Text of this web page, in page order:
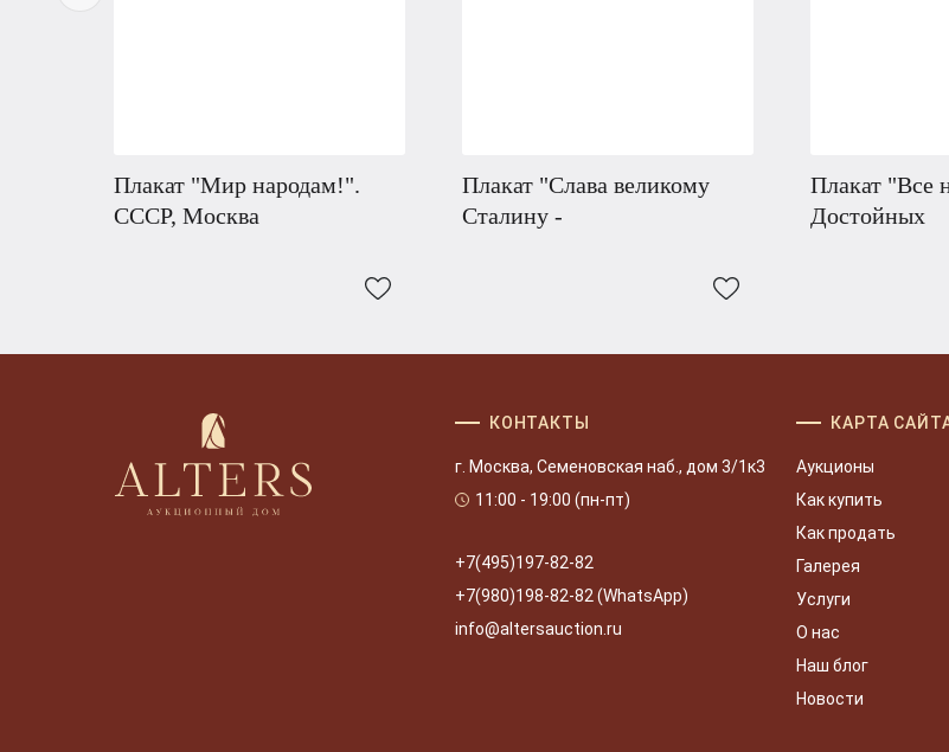
Плакат "Мир народам!".
СССР, Москва
Плакат "Слава великому
Сталину -
Плакат "Все
Достойных
КОНТАКТЫ
г. Москва, Семеновская наб., дом 3/1к3
11:00 - 19:00 (пн-пт)
+7(495)197-82-82
+7(980)198-82-82 (WhatsApp)
info@altersauction.ru
КАРТА
Аукционы
Как купить
Как продать
Галерея
Услуги
О нас
Наш блог
Новости